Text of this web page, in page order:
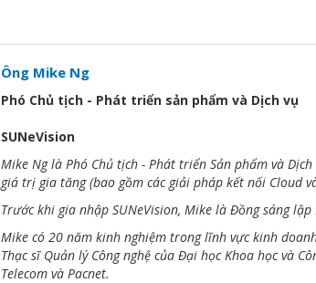
Ông Mike Ng
Phó Chủ tịch - Phát triển sản phẩm và Dịch vụ
SUNeVision
Mike Ng là Phó Chủ tịch - Phát triển Sản phẩm và
giá trị gia tăng (bao gồm các giải pháp kết nối Cloud
Trước khi gia nhập SUNeVision, Mike là Đồng sáng
Mike có 20 năm kinh nghiệm trong lĩnh vực kinh
Thạc sĩ Quản lý Công nghệ của Đại học Khoa học và
Telecom và Pacnet.